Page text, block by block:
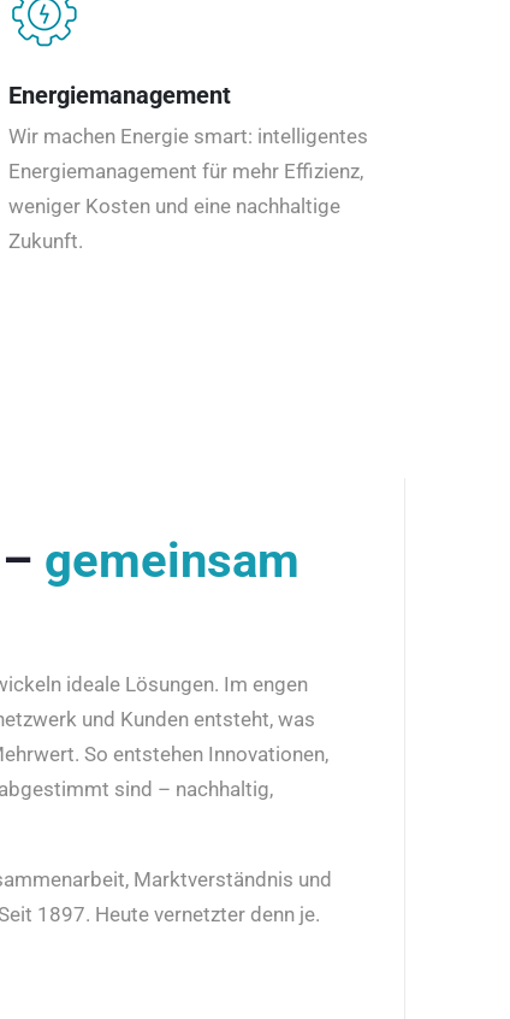
Energiemanagement
Wir machen Energie smart: intelligentes
Energiemanagement für mehr Effizienz,
weniger Kosten und eine nachhaltige
Zukunft.
gemeinsam
ideale Lösungen. Im engen
und Kunden entsteht, was
So entstehen Innovationen,
sind – nachhaltig,
Marktverständnis und
1897. Heute vernetzter denn je.